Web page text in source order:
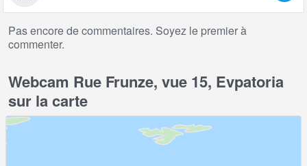
Pas encore de commentaires. Soyez le premier à
commenter.
Webcam Rue Frunze, vue 15, Evpatoria
sur la carte